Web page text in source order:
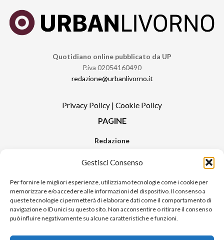
Gestisci Consenso
Per fornire le migliori esperienze, utilizziamo tecnologie come i cookie per
memorizzare e/o accedere alle informazioni del dispositivo. Il consenso a
queste tecnologie ci permetterà di elaborare dati come il comportamento di
navigazione o ID unici su questo sito. Non acconsentire o ritirare il consenso
può influire negativamente su alcune caratteristiche e funzioni.
Quotidiano online pubblicato da UP
P.iva 02054160490
redazione@urbanlivorno.it
Privacy Policy | Cookie Policy
PAGINE
Redazione
Pubblicità
Sitemap
RUBRICHE
Notizie in Primo Piano